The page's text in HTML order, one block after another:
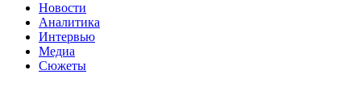
Новости
Аналитика
Интервью
Медиа
Сюжеты